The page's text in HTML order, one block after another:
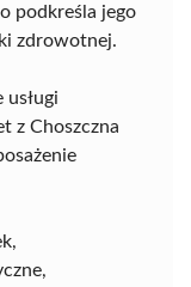
podkreśla jego
zdrowotnej.
z Choszczna